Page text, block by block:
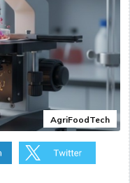
AgriFoodTech